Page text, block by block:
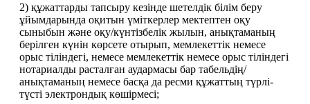
2) құжаттарды тапсыру кезінде шетелдік білім беру
ұйымдарында оқитын үміткерлер мектептен оқу
сыныбын және оқу/күнтізбелік жылын, анықтаманың
берілген күнін көрсете отырып, мемлекеттік немесе
орыс тіліндегі, немесе мемлекеттік немесе орыс тіліндегі
нотариалды расталған аудармасы бар табельдің/
анықтаманың немесе басқа да ресми құжаттың түрлі-
түсті электрондық көшірмесі;